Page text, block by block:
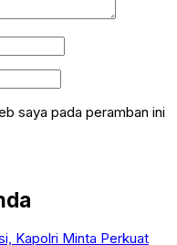
saya pada peramban ini